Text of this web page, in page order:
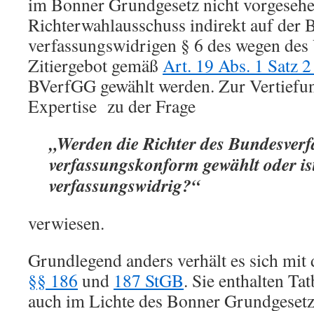
Richterwahlausschuss indirekt auf der
verfassungswidrigen § 6 des wegen des
Zitiergebot gemäß Art. 19 Abs. 1 Satz
BVerfGG gewählt werden. Zur
Expertise zu der Frage
„Werden die Richter des
verfassungskonform gewählt oder
verfassungswidrig?“
verwiesen.
Grundlegend anders verhält es sich
§§ 186 und 187 StGB. Sie enthalten
auch im Lichte des Bonner